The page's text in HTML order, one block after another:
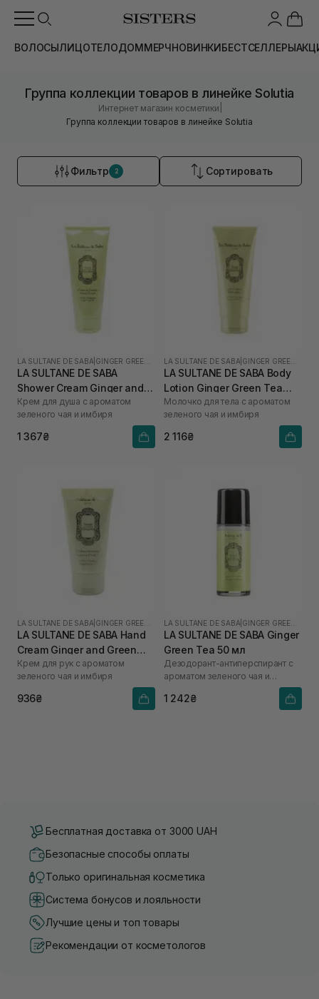
ВОЛОСЫЛИЦОТЕЛОДОММЕРЧНОВИНКИБЕСТСЕЛЛЕРЫ
Группа коллекции товаров в линейке Solutia
Интернет магазин косметики
Группа коллекции товаров в линейке Solutia
Фильтр 2 Сортировать
LA SULTANE DE SABA
LA SULTANE DE SABA
Shower Cream Ginger and
Green Tea 200 мл
Крем для душа с ароматом
зеленого чая и имбиря
1 367₴
LA SULTANE DE SABA
LA SULTANE DE SABA Body
Lotion Ginger Green Tea
200 мл
Молочко для тела с ароматом
зеленого чая и имбиря
2 116₴
LA SULTANE DE SABA
LA SULTANE DE SABA Hand
Cream Ginger and Green
Tea 50 мл
Крем для рук с ароматом
зеленого чая и имбиря
936₴
LA SULTANE DE SABA
LA SULTANE DE SABA Ginger
Green Tea 50 мл
Дезодорант-антиперспирант с
ароматом зеленого чая и
1 242₴
Бесплатная доставка от 3000 UAH
Безопасные способы оплаты
Только оригинальная косметика
Система бонусов и лояльности
Лучшие цены и топ товары
Рекомендации от косметологов